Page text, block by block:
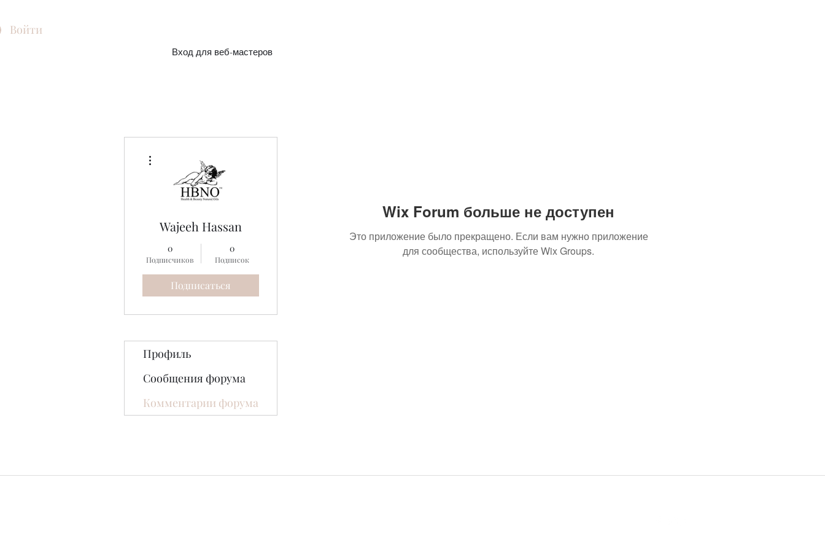
Войти
Вход для веб-мастеров
Wix Forum больше не доступен
Это приложение было прекращено. Если вам нужно приложение
для сообщества, используйте Wix Groups.
Wajeeh Hassan
0
Подписчиков
0
Подписок
Подписаться
Профиль
Сообщения форума
Комментарии форума